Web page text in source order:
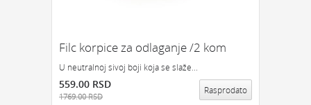
Filc korpice za odlaganje /2 kom
U neutralnoj sivoj boji koja se slaže...
559.00 RSD
1769.00 RSD
Rasprodato